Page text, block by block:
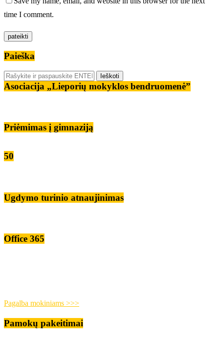
time I comment.
Paieška
Asociacija „Lieporių mokyklos bendruomenė”
Priėmimas į gimnaziją
50
Ugdymo turinio atnaujinimas
Office 365
Pagalba mokiniams >>>
Pamokų pakeitimai